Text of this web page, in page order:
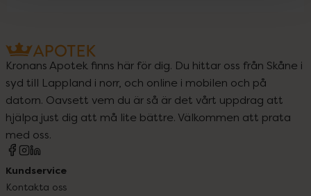
Kronans Apotek finns här för dig. Du hittar oss från Skåne i
syd till Lappland i norr, och online i mobilen och på
datorn. Oavsett vem du är så är det vårt uppdrag att
hjälpa just dig att må lite bättre. Välkommen att prata
med oss.
Kundservice
Kontakta oss